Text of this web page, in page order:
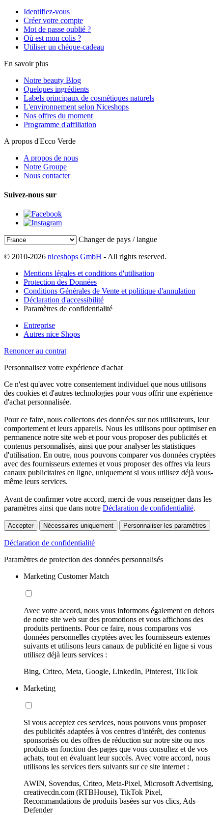
Identifiez-vous
Créer votre compte
Mot de passe oublié ?
Où est mon colis ?
Utiliser un chèque-cadeau
En savoir plus
Notre beauty Blog
Quelques ingrédients
Labels principaux de cosmétiques naturels
L'environnement selon Niceshops
Nos offres du moment
Programme d'affiliation
A propos d'Ecco Verde
A propos de nous
Notre Groupe
Nous contacter
Suivez-nous sur
Changer de pays / langue
© 2010-2026 niceshops GmbH - All rights reserved.
Mentions légales et conditions d'utilisation
Protection des Données
Conditions Générales de Vente et politique d'annulation
Déclaration d'accessibilité
Paramètres de confidentialité
Entreprise
Autres nice Shops
Renoncer au contrat
Personnalisez votre expérience d'achat
Ce n'est qu'avec votre consentement individuel que nous utilisons
des cookies et d'autres technologies pour vous offrir une expérience
d'achat personnalisée.
Pour ce faire, nous collectons des données sur nos utilisateurs, leur
comportement et leurs appareils. Nous les utilisons pour optimiser en
permanence notre site web et pour vous proposer des publicités et
contenus personnalisés, ainsi que pour analyser les statistiques
d'utilisation. En outre, nous pouvons comparer vos données cryptées
avec des fournisseurs externes et vous proposer des offres via leurs
canaux publicitaires en ligne, uniquement si vous utilisez déjà vous-
même leurs services.
Avant de confirmer votre accord, merci de vous renseigner dans les
paramètres ainsi que dans notre Déclaration de confidentialité.
Accepter Nécessaires uniquement Personnaliser les paramètres
Déclaration de confidentialité
Paramètres de protection des données personnalisés
Marketing Customer Match
Avec votre accord, nous vous informons également en dehors
de notre site web sur des promotions et vous affichons des
produits pertinents. Pour ce faire, nous comparons vos
données personnelles cryptées avec les fournisseurs externes
suivants et utilisons leurs canaux de publicité en ligne si vous
utilisez déjà leurs services :
Bing, Criteo, Meta, Google, LinkedIn, Pinterest, TikTok
Marketing
Si vous acceptez ces services, nous pouvons vous proposer
des publicités adaptées à vos centres d'intérêt, des contenus
sponsorisés ou des offres de réduction sur notre site ou nos
produits en fonction des pages que vous consultez et de vos
achats, tout en évaluant leur succès. Avec votre accord, nous
utilisons les services tiers suivants sur ce site internet :
AWIN, Sovendus, Criteo, Meta-Pixel, Microsoft Advertising,
creativecdn.com (RTBHouse), TikTok Pixel,
Recommandations de produits basées sur vos clics, Ads
Defender